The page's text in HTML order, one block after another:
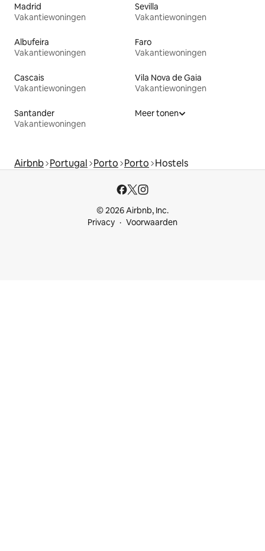
Madrid
Vakantiewoningen
Sevilla
Vakantiewoningen
Albufeira
Vakantiewoningen
Faro
Vakantiewoningen
Cascais
Vakantiewoningen
Vila Nova de Gaia
Vakantiewoningen
Santander
Vakantiewoningen
Meer tonen
Airbnb Portugal Porto Porto Hostels
© 2026 Airbnb, Inc.
Privacy
Voorwaarden